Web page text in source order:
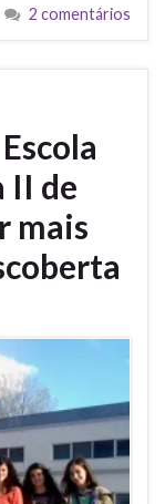
2 comentários
II de
mais